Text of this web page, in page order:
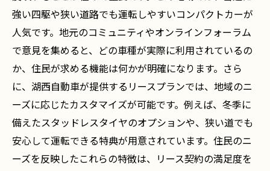
契約期間中の快適なカーライフの実現
地域特性を活かした効果的なプラン選び
リース利用者として知っておくべき事柄
トラブルを未然に防ぐためのポイント
リースのメリットを最大化するための知識
強い四駆や狭い道路でも運転しやすいコンパクトカーが
人気です。地元のコミュニティやオンラインフォーラム
で意見を集めると、どの車種が実際に利用されているの
か、住民が求める機能は何かが明確になります。さら
に、湖西自動車が提供するリースプランでは、地域のニ
ーズに応じたカスタマイズが可能です。例えば、冬季に
備えたスタッドレスタイヤのオプションや、狭い道でも
安心して運転できる特典が用意されています。住民のニ
ーズを反映したこれらの特徴は、リース契約の満足度を